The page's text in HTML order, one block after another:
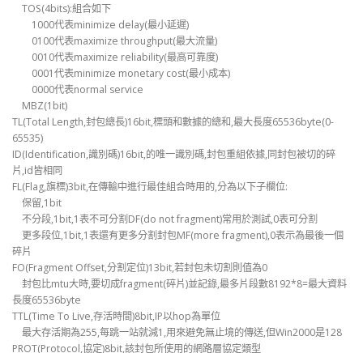
TOS(4bits):組合如下
1000代表minimize delay(最小延遲)
0100代表maximize throughput(最大流量)
0010代表maximize reliability(最高可靠度)
0001代表minimize monetary cost(最小成本)
0000代表normal service
MBZ(1bit)
TL(Total Length,封包總長)16bit,標頭和數據的總和,最大長度65536byte(0-
65535)
ID(Identification,識別碼)16bit,的唯一識別碼,封包重組依據,同封包被切的碎
片,id皆相同
FL(Flag,旗標)3bit,在傳輸中進行最佳組合時用的,分為以下子欄位:
保留,1bit
不分段,1bit,1表不可分割DF(do not fragment)常用於測試,0表可分割
更多段位,1bit,1表還有更多分割封包MF(more fragment),0表示為最後一個
碎片
FO(Fragment Offset,分割定位)13bit,若封包未切割則值為0
封包比mtu大時,要切成fragment(碎片)並記錄,最多片段數8192*8=最大資料
長度65536byte
TTL(Time To Live,存活時間)8bit,IP以hop為單位
最大存活期為255,每跳一站就減1,用來避免無止境的傳送,但Win2000是128
PROT(Protocol,協定)8bit,該封包所使用的網路層協定類型